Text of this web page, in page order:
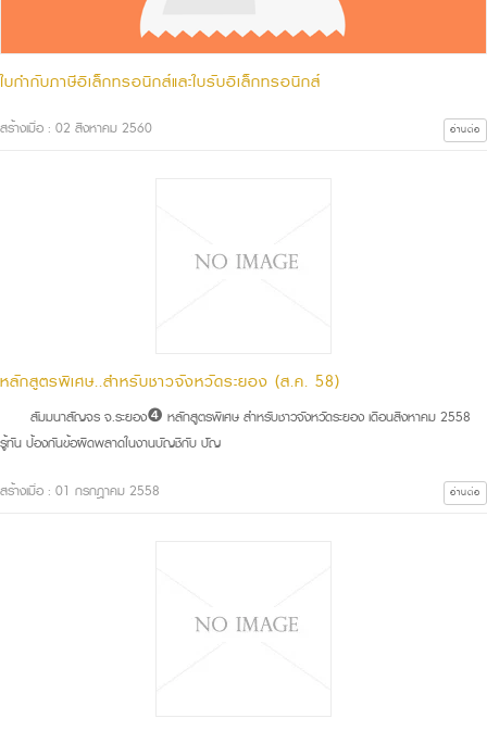
ใบกำกับภาษีอิเล็กทรอนิกส์และใบรับอิเล็กทรอนิกส์
สร้างเมื่อ : 02 สิงหาคม 2560 อ่านต่อ
หลักสูตรพิเศษ..สำหรับชาวจังหวัดระยอง (ส.ค. 58)
สัมมนาสัญจร จ.ระยอง❹ หลักสูตรพิเศษ สำหรับชาวจังหวัดระยอง เดือนสิงหาคม 2558
รู้ทัน ป้องกันข้อผิดพลาดในงานบัญชีกับ ปัญ
สร้างเมื่อ : 01 กรกฎาคม 2558 อ่านต่อ